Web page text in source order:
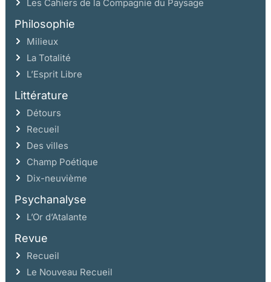
Les Cahiers de la Compagnie du Paysage
Philosophie
Milieux
La Totalité
L’Esprit Libre
Littérature
Détours
Recueil
Des villes
Champ Poétique
Dix-neuvième
Psychanalyse
L’Or d’Atalante
Revue
Recueil
Le Nouveau Recueil